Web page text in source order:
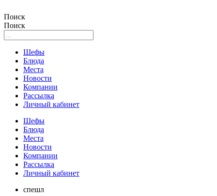
Поиск
Поиск
Шефы
Блюда
Места
Новости
Компании
Рассылка
Личный кабинет
Шефы
Блюда
Места
Новости
Компании
Рассылка
Личный кабинет
спешл